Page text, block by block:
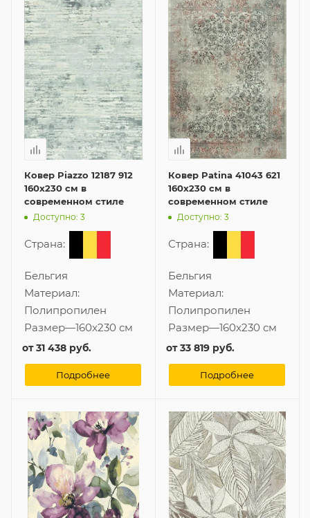
Ковер Piazzo 12187 912
160x230 см в
современном стиле
Доступно: 3
Страна:
Бельгия
Материал:
Полипропилен
Размер—160x230 см
от31 438 руб.
Подробнее
Ковер Patina 41043 621
160x230 см в
современном стиле
Доступно: 3
Страна:
Бельгия
Материал:
Полипропилен
Размер—160x230 см
от33 819 руб.
Подробнее